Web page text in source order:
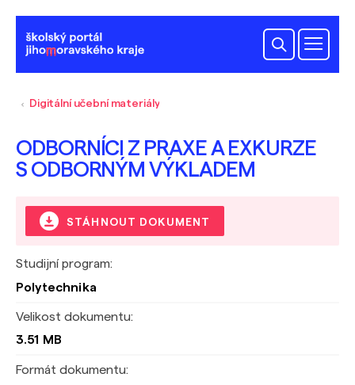
Digitální učební materiály
ODBORNÍCI Z PRAXE A EXKURZE
S ODBORNÝM VÝKLADEM
STÁHNOUT DOKUMENT
Studijní program:
Polytechnika
Velikost dokumentu:
3.51 MB
Formát dokumentu: